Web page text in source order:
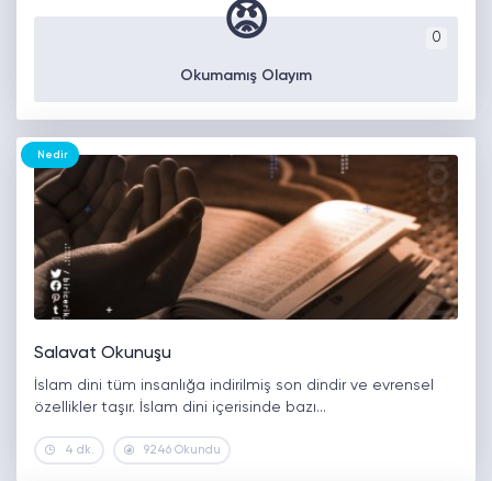
0
😡
Okumamış Olayım
Nedir
Salavat Okunuşu
İslam dini tüm insanlığa indirilmiş son dindir ve evrensel
özellikler taşır. İslam dini içerisinde bazı…
4 dk. 9246 Okundu